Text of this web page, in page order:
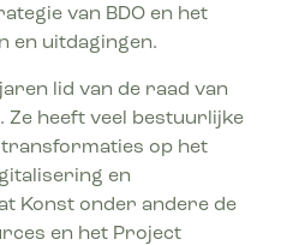
van BDO en het
en uitdagingen.
lid van de raad van
Ze heeft veel bestuurlijke
op het
en
Konst onder andere de
en het Project